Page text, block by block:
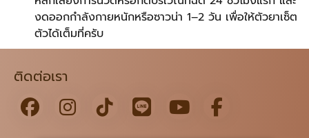
งดออกกำลังกายหนักหรือซาวน่า 1–2 วัน เพื่อให้ตัวยาเซ็ต
ตัวได้เต็มที่ครับ
ติดต่อเรา